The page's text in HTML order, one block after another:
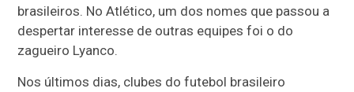
brasileiros. No Atlético, um dos nomes que passou a
despertar interesse de outras equipes foi o do
zagueiro Lyanco.
Nos últimos dias, clubes do futebol brasileiro